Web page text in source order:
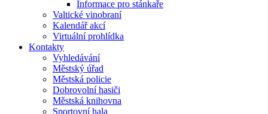
Informace pro stánkaře
Valtické vinobraní
Kalendář akcí
Virtuální prohlídka
Kontakty
Vyhledávání
Městský úřad
Městská policie
Dobrovolní hasiči
Městská knihovna
Sportovní hala